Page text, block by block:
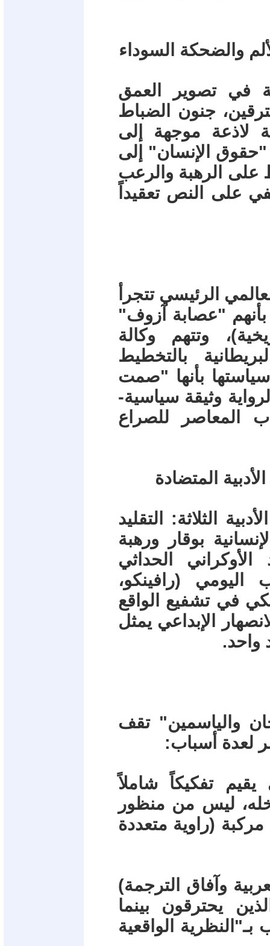
في تصوير العمق
جنون الضباط
لاذعة موجهة إلى
"حقوق الإنسان" إلى
على الرهبة والرعب
على النص تعقيداً
الرئيسي تتجرأ
بأنهم "عصابة آزوف"
وتتهم وكالة
بالتخطيط
سياستها بأنها "صمت
وثيقة سياسية-
المعاصر للصراع
الثلاثة: التقليد
بوقار ورهبة
الحداثي
(رافينكو،
في تشفيع الواقع
الإبداعي يمثل
واحد.
والياسمين" تقف
لعدة أسباب:
يقيم تفكيكاً شاملاً
ليس من منظور
(راوية متعددة
وآفاق الترجمة)
يحترقون بينما
الواقعية